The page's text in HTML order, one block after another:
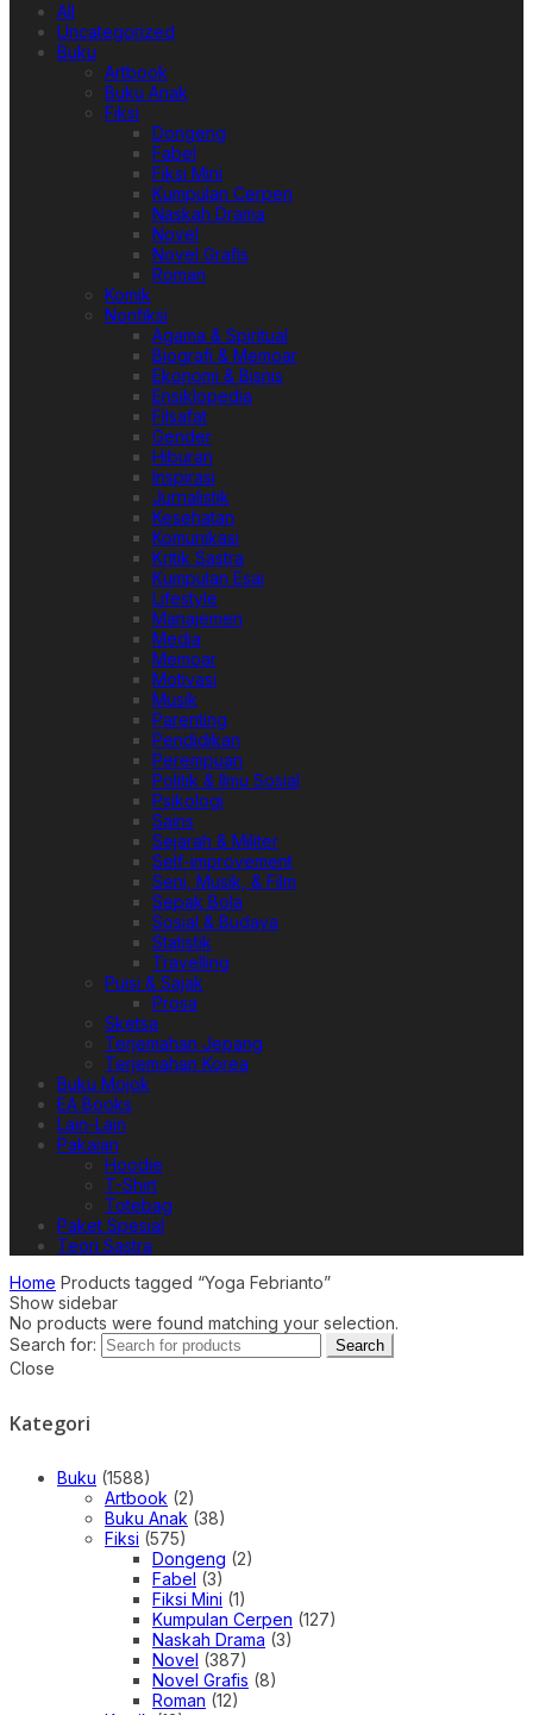
All
Uncategorized
Buku
Artbook
Buku Anak
Fiksi
Dongeng
Fabel
Fiksi Mini
Kumpulan Cerpen
Naskah Drama
Novel
Novel Grafis
Roman
Komik
Nonfiksi
Agama & Spiritual
Biografi & Memoar
Ekonomi & Bisnis
Ensiklopedia
Filsafat
Gender
Hiburan
Inspirasi
Jurnalistik
Kesehatan
Komunikasi
Kritik Sastra
Kumpulan Esai
Lifestyle
Manajemen
Media
Memoar
Motivasi
Musik
Parenting
Pendidikan
Perempuan
Politik & Ilmu Sosial
Psikologi
Sains
Sejarah & Militer
Self-improvement
Seni, Musik, & Film
Sepak Bola
Sosial & Budaya
Statistik
Travelling
Puisi & Sajak
Prosa
Sketsa
Terjemahan Jepang
Terjemahan Korea
Buku Mojok
EA Books
Lain-Lain
Pakaian
Hoodie
T-Shirt
Totebag
Paket Spesial
Teori Sastra
Home Products tagged “Yoga Febrianto”
Show sidebar
No products were found matching your selection.
Search for:
Search
Close
Kategori
Buku (1588)
Artbook (2)
Buku Anak (38)
Fiksi (575)
Dongeng (2)
Fabel (3)
Fiksi Mini (1)
Kumpulan Cerpen (127)
Naskah Drama (3)
Novel (387)
Novel Grafis (8)
Roman (12)